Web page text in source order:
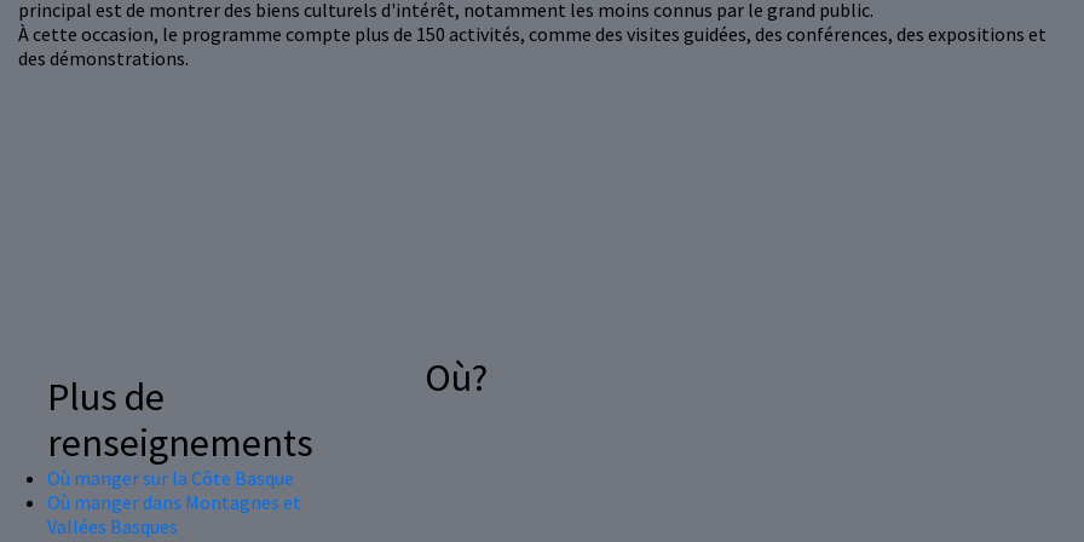
principal est de montrer des biens culturels d'intérêt, notamment les moins connus par le grand public.
À cette occasion, le programme compte plus de 150 activités, comme des visites guidées, des conférences, des expositions et
des démonstrations.
Plus de
renseignements
Où manger sur la Côte Basque
Où manger dans Montagnes et
Vallées Basques
Où?